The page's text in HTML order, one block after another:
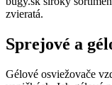
zvieratá.
Sprejové a
Gélové osviežovače